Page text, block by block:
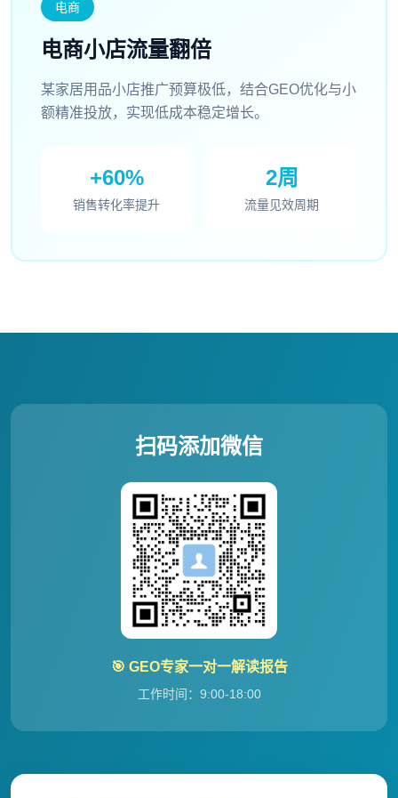
电商
电商小店流量翻倍
某家居用品小店推广预算极低，结合GEO优化与小
额精准投放，实现低成本稳定增长。
+60%
销售转化率提升
2周
流量见效周期
扫码添加微信
🎯 GEO专家一对一解读报告
工作时间：9:00-18:00